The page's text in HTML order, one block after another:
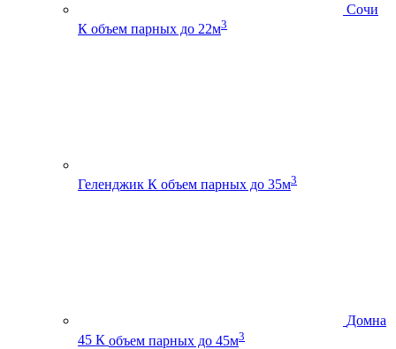
Сочи
К объем парных до 22м3
Геленджик К объем парных до 35м3
Домна
45 К объем парных до 45м3